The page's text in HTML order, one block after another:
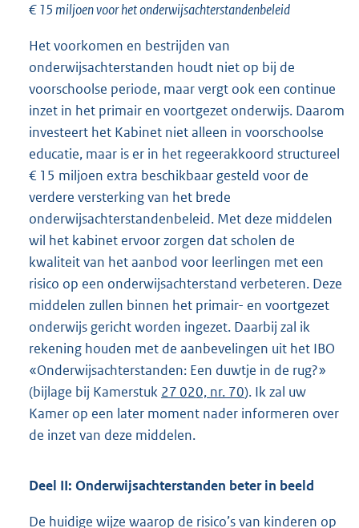
€ 15 miljoen voor het onderwijsachterstandenbeleid
Het voorkomen en bestrijden van
onderwijsachterstanden houdt niet op bij de
voorschoolse periode, maar vergt ook een continue
inzet in het primair en voortgezet onderwijs. Daarom
investeert het Kabinet niet alleen in voorschoolse
educatie, maar is er in het regeerakkoord structureel
€ 15 miljoen extra beschikbaar gesteld voor de
verdere versterking van het brede
onderwijsachterstandenbeleid. Met deze middelen
wil het kabinet ervoor zorgen dat scholen de
kwaliteit van het aanbod voor leerlingen met een
risico op een onderwijsachterstand verbeteren. Deze
middelen zullen binnen het primair- en voortgezet
onderwijs gericht worden ingezet. Daarbij zal ik
rekening houden met de aanbevelingen uit het IBO
«Onderwijsachterstanden: Een duwtje in de rug?»
(bijlage bij Kamerstuk 27 020, nr. 70). Ik zal uw
Kamer op een later moment nader informeren over
de inzet van deze middelen.
Deel II: Onderwijsachterstanden beter in beeld
De huidige wijze waarop de risico’s van kinderen op